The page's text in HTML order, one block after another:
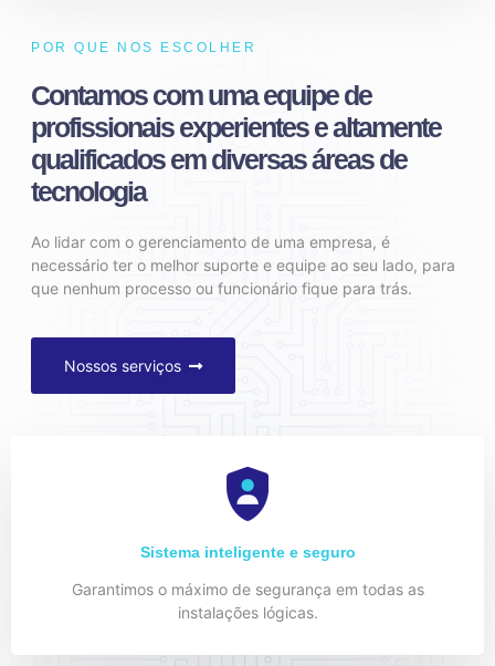
POR QUE NOS ESCOLHER
Contamos com uma equipe de
profissionais experientes e altamente
qualificados em diversas áreas de
tecnologia
Ao lidar com o gerenciamento de uma empresa, é
necessário ter o melhor suporte e equipe ao seu lado, para
que nenhum processo ou funcionário fique para trás.
Nossos serviços
Sistema inteligente e seguro
Garantimos o máximo de segurança em todas as
instalações lógicas.